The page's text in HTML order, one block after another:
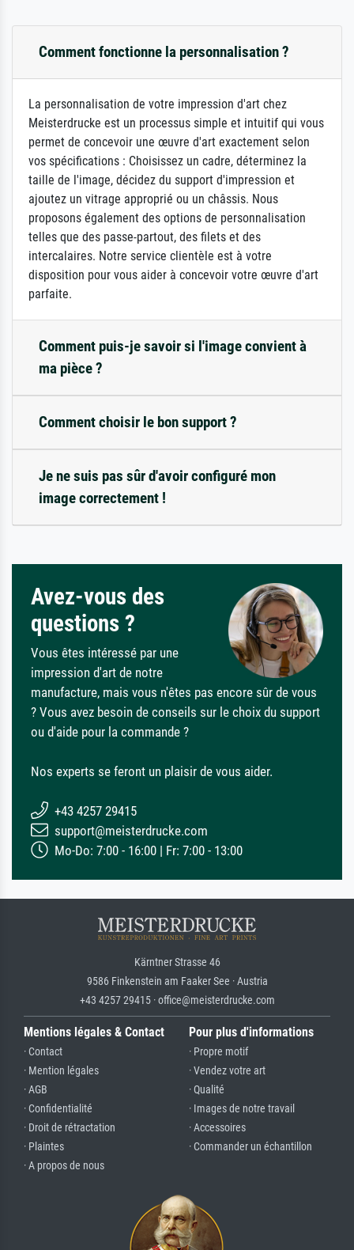
Comment fonctionne la personnalisation ?
La personnalisation de votre impression d'art chez
Meisterdrucke est un processus simple et intuitif qui vous
permet de concevoir une œuvre d'art exactement selon
vos spécifications : Choisissez un cadre, déterminez la
taille de l'image, décidez du support d'impression et
ajoutez un vitrage approprié ou un châssis. Nous
proposons également des options de personnalisation
telles que des passe-partout, des filets et des
intercalaires. Notre service clientèle est à votre
disposition pour vous aider à concevoir votre œuvre d'art
parfaite.
Comment puis-je savoir si l'image convient à
ma pièce ?
Comment choisir le bon support ?
Je ne suis pas sûr d'avoir configuré mon
image correctement !
Avez-vous des
questions ?
Vous êtes intéressé par une
impression d'art de notre
manufacture, mais vous n'êtes pas encore sûr de vous
? Vous avez besoin de conseils sur le choix du support
ou d'aide pour la commande ?
Nos experts se feront un plaisir de vous aider.
+43 4257 29415
support@meisterdrucke.com
Mo-Do: 7:00 - 16:00 | Fr: 7:00 - 13:00
Kärntner Strasse 46
9586 Finkenstein am Faaker See · Austria
+43 4257 29415 · office@meisterdrucke.com
Mentions légales & Contact
· Contact
· Mention légales
· AGB
· Confidentialité
· Droit de rétractation
· Plaintes
· A propos de nous
Pour plus d'informations
· Propre motif
· Vendez votre art
· Qualité
· Images de notre travail
· Accessoires
· Commander un échantillon